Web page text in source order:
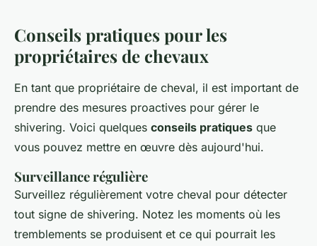
Conseils pratiques pour les
propriétaires de chevaux
En tant que propriétaire de cheval, il est important de
prendre des mesures proactives pour gérer le
shivering. Voici quelques conseils pratiques que
vous pouvez mettre en œuvre dès aujourd'hui.
Surveillance régulière
Surveillez régulièrement votre cheval pour détecter
tout signe de shivering. Notez les moments où les
tremblements se produisent et ce qui pourrait les